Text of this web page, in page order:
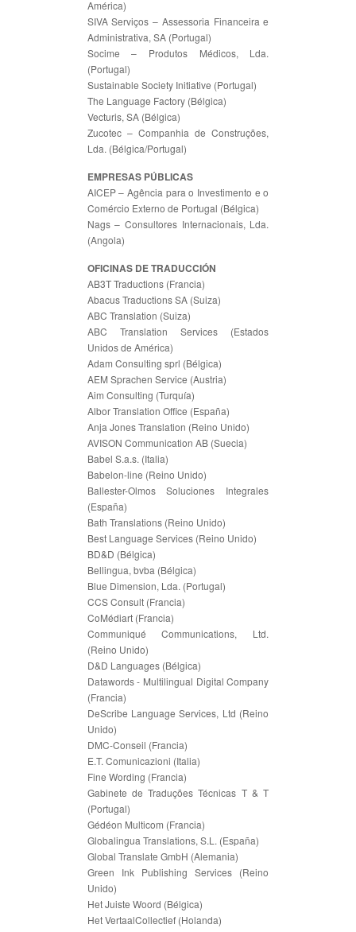
América)
SIVA Serviços – Assessoria Financeira e
Administrativa, SA (Portugal)
Socime – Produtos Médicos, Lda.
(Portugal)
Sustainable Society Initiative (Portugal)
The Language Factory (Bélgica)
Vecturis, SA (Bélgica)
Zucotec – Companhia de Construções,
Lda. (Bélgica/Portugal)
EMPRESAS PÚBLICAS
AICEP – Agência para o Investimento e o
Comércio Externo de Portugal (Bélgica)
Nags – Consultores Internacionais, Lda.
(Angola)
OFICINAS DE TRADUCCIÓN
AB3T Traductions (Francia)
Abacus Traductions SA (Suiza)
ABC Translation (Suiza)
ABC Translation Services (Estados
Unidos de América)
Adam Consulting sprl (Bélgica)
AEM Sprachen Service (Austria)
Aim Consulting (Turquía)
Albor Translation Office (España)
Anja Jones Translation (Reino Unido)
AVISON Communication AB (Suecia)
Babel S.a.s. (Italia)
Babelon-line (Reino Unido)
Ballester-Olmos Soluciones Integrales
(España)
Bath Translations (Reino Unido)
Best Language Services (Reino Unido)
BD&D (Bélgica)
Bellingua, bvba (Bélgica)
Blue Dimension, Lda. (Portugal)
CCS Consult (Francia)
CoMédiart (Francia)
Communiqué Communications, Ltd.
(Reino Unido)
D&D Languages (Bélgica)
Datawords - Multilingual Digital Company
(Francia)
DeScribe Language Services, Ltd (Reino
Unido)
DMC-Conseil (Francia)
E.T. Comunicazioni (Italia)
Fine Wording (Francia)
Gabinete de Traduções Técnicas T & T
(Portugal)
Gédéon Multicom (Francia)
Globalingua Translations, S.L. (España)
Global Translate GmbH (Alemania)
Green Ink Publishing Services (Reino
Unido)
Het Juiste Woord (Bélgica)
Het VertaalCollectief (Holanda)